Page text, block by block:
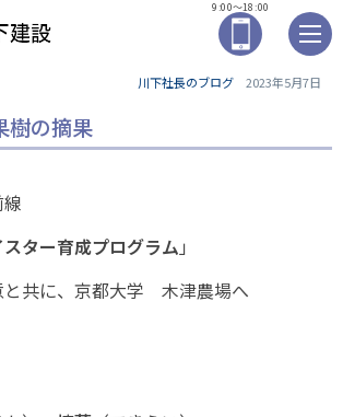
9:00～18:00
川下社長のブログ 2023年5月7日
の摘果
ター育成プログラム 」
と共に、京都大学 木津農場へ